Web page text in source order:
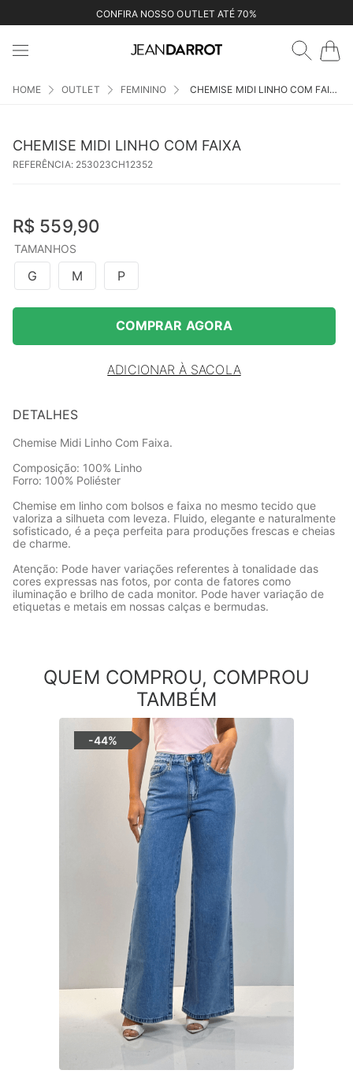
CONFIRA NOSSO OUTLET ATÉ 70%
OUTLET FEMININO CHEMISE MIDI LINHO COM FAIXA
CHEMISE MIDI LINHO COM FAIXA
REFERÊNCIA: 253023CH12352
R$ 559,90
TAMANHOS
G M P
COMPRAR AGORA
ADICIONAR À SACOLA
DETALHES
Chemise Midi Linho Com Faixa.
Composição: 100% Linho
Forro: 100% Poliéster
Chemise em linho com bolsos e faixa no mesmo tecido que
valoriza a silhueta com leveza. Fluido, elegante e naturalmente
sofisticado, é a peça perfeita para produções frescas e cheias
de charme.
Atenção: Pode haver variações referentes à tonalidade das
cores expressas nas fotos, por conta de fatores como
iluminação e brilho de cada monitor. Pode haver variação de
etiquetas e metais em nossas calças e bermudas.
QUEM COMPROU, COMPROU
TAMBÉM
-44%